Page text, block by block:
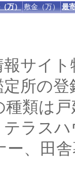
万） 敷金（万） 最
サイト
所の
類は
ラス
、田